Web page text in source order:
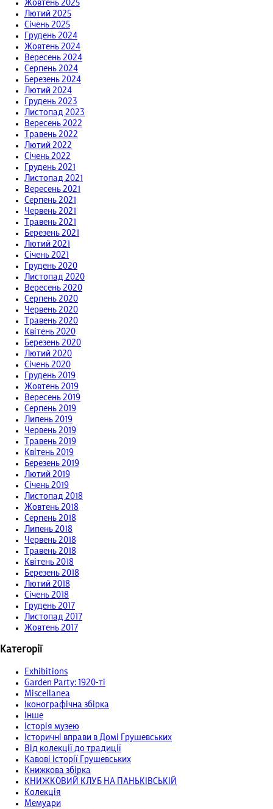
Жовтень 2025
Лютий 2025
Січень 2025
Грудень 2024
Жовтень 2024
Вересень 2024
Серпень 2024
Березень 2024
Лютий 2024
Грудень 2023
Листопад 2023
Вересень 2022
Травень 2022
Лютий 2022
Січень 2022
Грудень 2021
Листопад 2021
Вересень 2021
Серпень 2021
Червень 2021
Травень 2021
Березень 2021
Лютий 2021
Січень 2021
Грудень 2020
Листопад 2020
Вересень 2020
Серпень 2020
Червень 2020
Травень 2020
Квітень 2020
Березень 2020
Лютий 2020
Січень 2020
Грудень 2019
Жовтень 2019
Вересень 2019
Серпень 2019
Липень 2019
Червень 2019
Травень 2019
Квітень 2019
Березень 2019
Лютий 2019
Січень 2019
Листопад 2018
Жовтень 2018
Серпень 2018
Липень 2018
Червень 2018
Травень 2018
Квітень 2018
Березень 2018
Лютий 2018
Січень 2018
Грудень 2017
Листопад 2017
Жовтень 2017
Категорії
Exhibitions
Garden Party: 1920-ті
Miscellanea
Іконографічна збірка
Інше
Історія музею
Історичні вправи в Домі Грушевських
Від колекції до традиції
Кавові історії Грушевських
Книжкова збірка
КНИЖКОВИЙ КЛУБ НА ПАНЬКІВСЬКІЙ
Колекція
Мемуари